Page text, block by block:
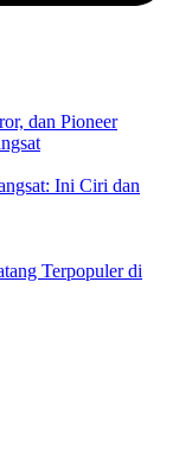
dan Pioneer
Ini Ciri dan
Terpopuler di